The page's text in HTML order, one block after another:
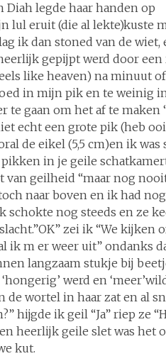
Diah legde haar handen op
lul eruit (die al lekte)kuste
ik dan stoned van de wiet,
gepijpt werd door
like heaven) na minuut
in mijn pik en te weinig
gaan om het af te maken
echt een grote pik (heb
de eikel (5,5 cm)en ik
in je geile
van geilheid “maar nog
naar boven en ik had
nog steeds en ze
zei ik “We kijken
ik m er weer uit” ondanks
langzaam stukje bij
werd en
wortel in haar zat en al
hijgde ik geil “Ja” riep ze
heerlijk geile slet was het
kut.